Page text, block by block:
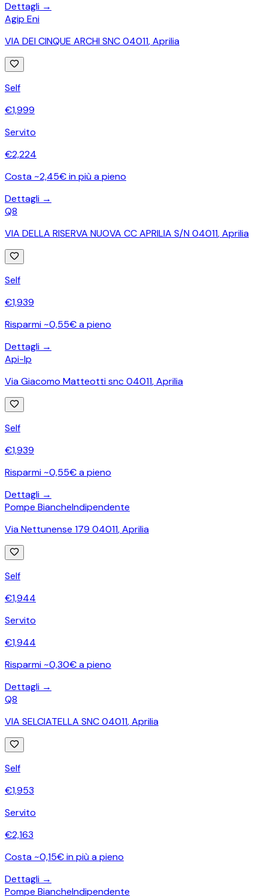
Dettagli →
Agip Eni
VIA DEI CINQUE ARCHI SNC 04011,Aprilia
Self
€1,999
Servito
€2,224
Costa ~2,45€ in più a pieno
Dettagli →
Q8
VIA DELLA RISERVA NUOVA CC APRILIA S/N 04011,Aprilia
Self
€1,939
Risparmi ~0,55€ a pieno
Dettagli →
Api-Ip
Via Giacomo Matteotti snc 04011,Aprilia
Self
€1,939
Risparmi ~0,55€ a pieno
Dettagli →
Pompe BiancheIndipendente
Via Nettunense 179 04011,Aprilia
Self
€1,944
Servito
€1,944
Risparmi ~0,30€ a pieno
Dettagli →
Q8
VIA SELCIATELLA SNC 04011,Aprilia
Self
€1,953
Servito
€2,163
Costa ~0,15€ in più a pieno
Dettagli →
Pompe BiancheIndipendente